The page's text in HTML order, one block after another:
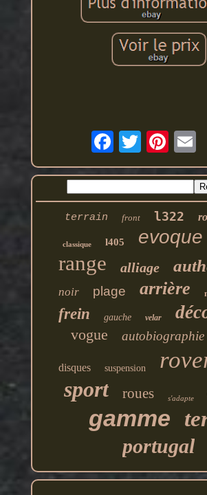
terrain front l322
classique l405 evoque
range alliage
noir plage arrière
frein gauche velar
vogue autobiographie
disques suspension
sport roues s'adapte
gamme
portugal